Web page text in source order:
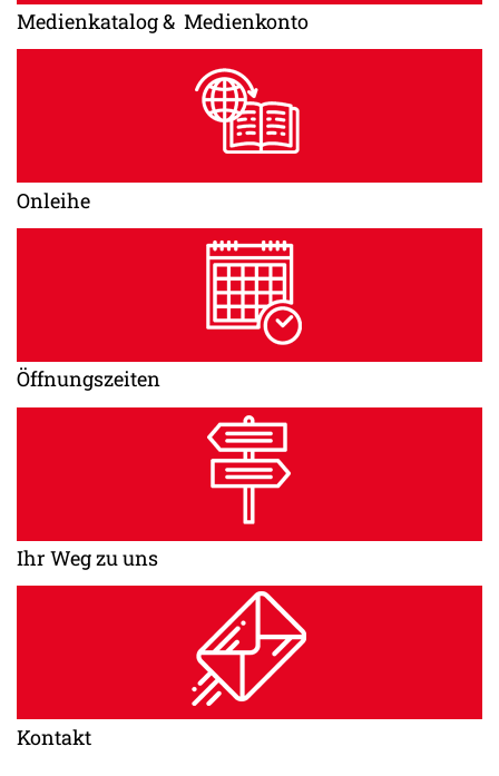
Medienkatalog & Medienkonto
Onleihe
Öffnungszeiten
Ihr Weg zu uns
Kontakt